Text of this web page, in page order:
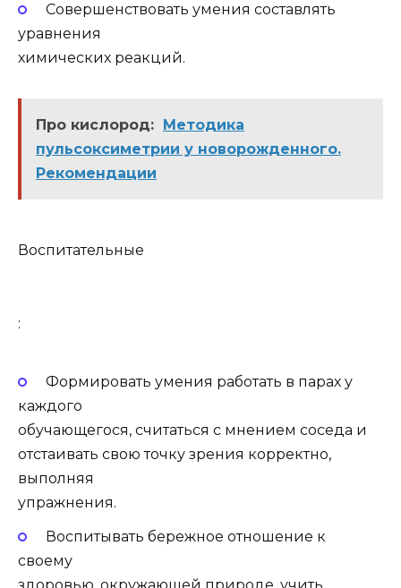
Совершенствовать умения составлять
уравнения
химических реакций.
Про кислород: Методика
пульсоксиметрии у новорожденного.
Рекомендации
Воспитательные
:
Формировать умения работать в парах у
каждого
обучающегося, считаться с мнением соседа и
отстаивать свою точку зрения корректно,
выполняя
упражнения.
Воспитывать бережное отношение к
своему